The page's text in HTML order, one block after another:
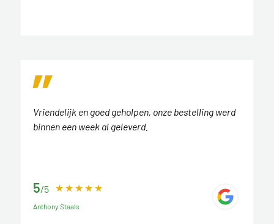
Vriendelijk en goed geholpen, onze bestelling werd
binnen een week al geleverd.
5/5
Anthony Staals